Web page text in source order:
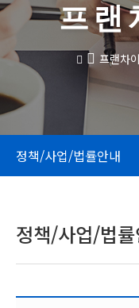
프랜
프랜차
정책/사업/법률안내
정책/사업/법률